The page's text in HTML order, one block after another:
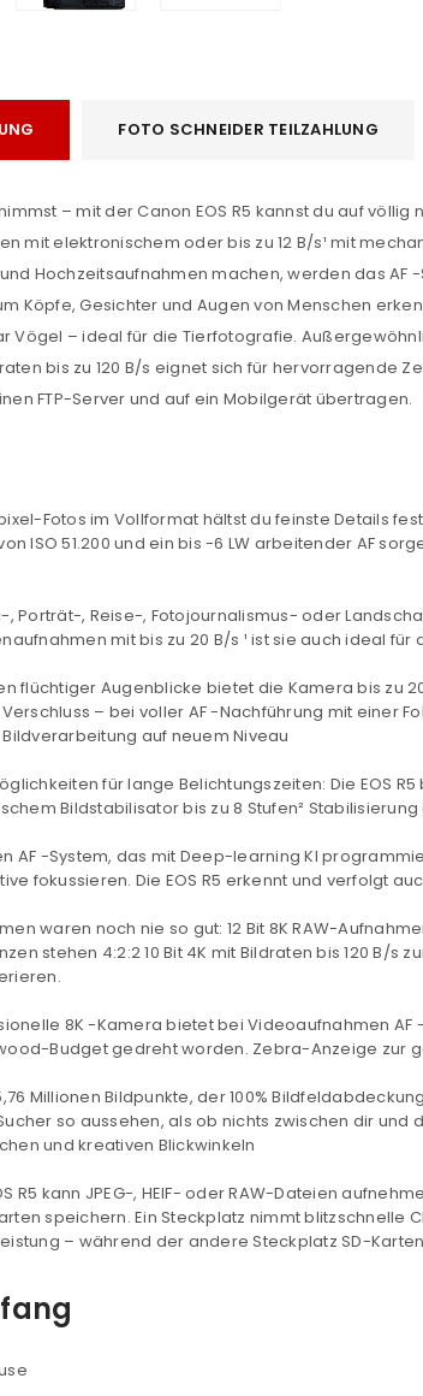
oder E-Mail-Adresse
FOTO SCHNEIDER TEILZAHLUNG
– mit der Canon EOS R5 kannst du auf
mit elektronischem oder bis zu 12 B/s¹ mit
Hochzeitsaufnahmen machen, werden dasAF -
Köpfe, Gesichter und Augen von Menschen
Vögel – ideal für die Tierfotografie.
bis zu 120 B/s eignet sich für hervorragende
FTP-Server und auf ein Mobilgerät übertragen.
Fotos im Vollformat hältst du feinste Details
ISO 51.200 und ein bis -6 LW arbeitender AF
, Porträt-, Reise-, Fotojournalismus- oder
mit bis zu 20 B/s ¹ ist sie auch ideal
flüchtiger Augenblicke bietet die Kamera bis zu
– bei voller AF-Nachführung mit einer
auf neuem Niveau
für lange Belichtungszeiten: Die EOS
Bildstabilisator bis zu 8 Stufen²
AF -System, das mit Deep-learning KI
fokussieren. Die EOS R5 erkennt und verfolgt
waren noch nie so gut: 12 Bit 8K RAW-
stehen 4:2:2 10 Bit 4K mit Bildraten bis 120B/s
8K -Kamera bietet bei Videoaufnahmen AF
Budget gedreht worden. Zebra-Anzeige zur
Millionen Bildpunkte, der 100%
so aussehen, als ob nichts zwischen dir
und kreativen Blickwinkeln
R5 kann JPEG-, HEIF- oder RAW-Dateien
speichern. Ein Steckplatz nimmt blitzschnelle
– während der andere Steckplatz SD-